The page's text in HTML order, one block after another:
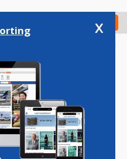
Check in
Vacatures
x